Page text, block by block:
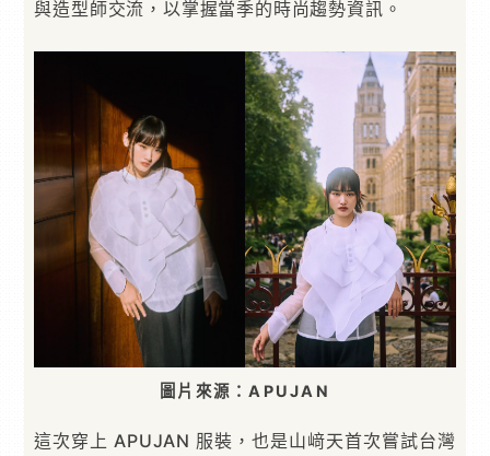
與造型師交流，以掌握當季的時尚趨勢資訊。
圖片來源：APUJAN
這次穿上 APUJAN 服裝，也是山﨑天首次嘗試台灣